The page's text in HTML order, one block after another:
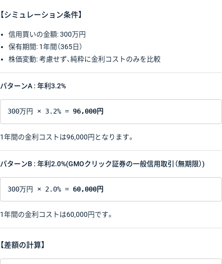
【シミュレーション条件】
信用買いの金額: 300万円
保有期間: 1年間（365日）
株価変動: 考慮せず、純粋に金利コストのみを比較
パターンA : 年利3.2%
300万円 × 3.2% = 96,000円
1年間の金利コストは96,000円となります。
パターンB : 年利2.0%(GMOクリック証券の一般信用取引（無期限）)
300万円 × 2.0% = 60,000円
1年間の金利コストは60,000円です。
【差額の計算】